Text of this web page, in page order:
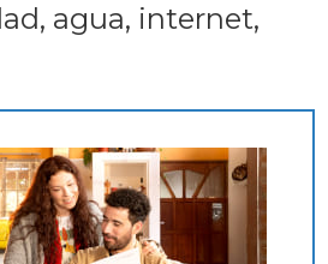
agua, internet,